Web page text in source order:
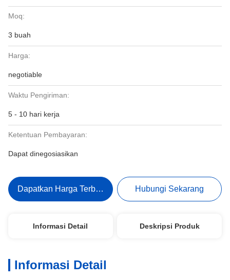
Moq:
3 buah
Harga:
negotiable
Waktu Pengiriman:
5 - 10 hari kerja
Ketentuan Pembayaran:
Dapat dinegosiasikan
Dapatkan Harga Terbaik Hubungi Sekarang
Informasi Detail Deskripsi Produk
Informasi Detail